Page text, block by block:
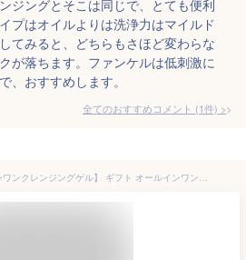
ジングとそこは同じで、とても便利
プはオイルよりは洗浄力はマイルド
てみると、どちらもさほど変わらな
が落ちます。ファンケルは低刺激に
、おすすめします。
全てのおすすめコメント (1件) >
【ステラ公式オールインワンクレンジングゲル】 ギフト オールインワン 毛穴 クレンジング ジェル 日焼け メイク落とし 洗顔 マツエク OK グレースシードステラ GLACE SEED STELLA 母の日